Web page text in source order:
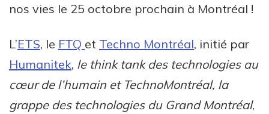
nos vies le 25 octobre prochain à Montréal !
L’ETS, le FTQ et Techno Montréal, initié par
Humanitek, le think tank des technologies au
cœur de l’humain et TechnoMontréal, la
grappe des technologies du Grand Montréal,